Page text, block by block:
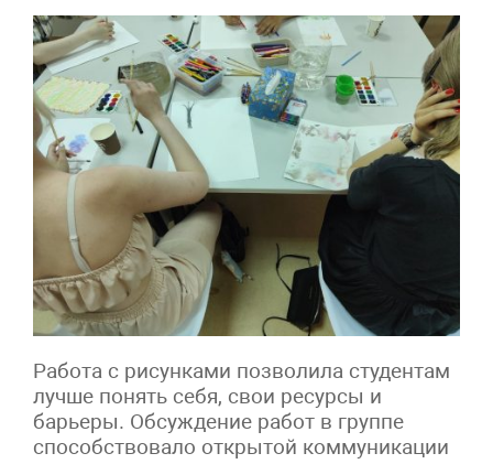
Работа с рисунками позволила студентам
лучше понять себя, свои ресурсы и
барьеры. Обсуждение работ в группе
способствовало открытой коммуникации